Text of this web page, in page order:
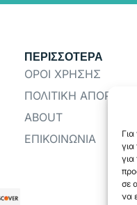
σε
να
ΠΕΡΙΣΣΟΤΕΡΑ
ΟΡΟΙ ΧΡΗΣΗΣ
ΠΟΛΙΤΙΚΗ
ABOUT
ΕΠΙΚΟΙΝΩΝΙΑ